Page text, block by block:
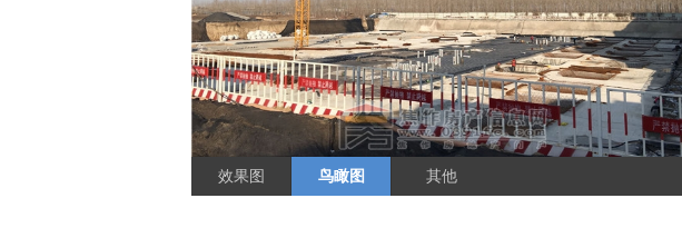
效果图 鸟瞰图 其他